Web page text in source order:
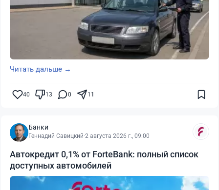
Читать дальше →
40 13 0 11
Банки
Геннадий Савицкий·2 августа 2026 г., 09:00
Автокредит 0,1% от ForteBank: полный список
доступных автомобилей